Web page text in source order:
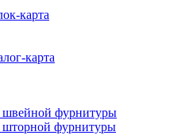
карта
карта
швейной фурнитуры
шторной фурнитуры